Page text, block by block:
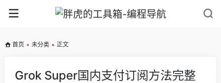
首页 • 未分类 • 正文
Grok Super国内支付订阅方法完整